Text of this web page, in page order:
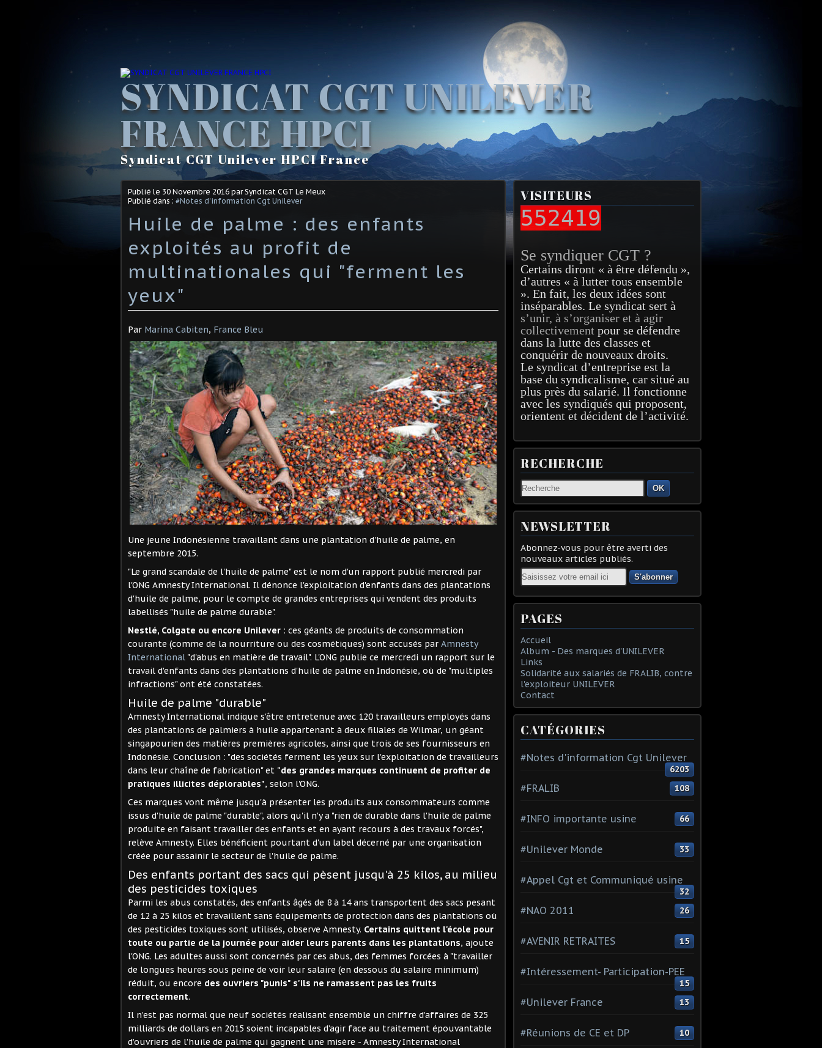
SYNDICAT CGT UNILEVER
FRANCE HPCI
Syndicat CGT Unilever HPCI France
Publié le 30 Novembre 2016 par Syndicat CGT Le Meux
Publié dans : #Notes d'information Cgt Unilever
Huile de palme : des enfants
exploités au profit de
multinationales qui "ferment les
yeux"
Par Marina Cabiten, France Bleu
Une jeune Indonésienne travaillant dans une plantation d'huile de palme, en
septembre 2015.
"Le grand scandale de l'huile de palme" est le nom d'un rapport publié mercredi par
l'ONG Amnesty International. Il dénonce l'exploitation d'enfants dans des plantations
d'huile de palme, pour le compte de grandes entreprises qui vendent des produits
labellisés "huile de palme durable".
Nestlé, Colgate ou encore Unilever : ces géants de produits de consommation
courante (comme de la nourriture ou des cosmétiques) sont accusés par Amnesty
International "d'abus en matière de travail". L'ONG publie ce mercredi un rapport sur le
travail d'enfants dans des plantations d'huile de palme en Indonésie, où de "multiples
infractions" ont été constatées.
Huile de palme "durable"
Amnesty International indique s'être entretenue avec 120 travailleurs employés dans
des plantations de palmiers à huile appartenant à deux filiales de Wilmar, un géant
singapourien des matières premières agricoles, ainsi que trois de ses fournisseurs en
Indonésie. Conclusion : "des sociétés ferment les yeux sur l'exploitation de travailleurs
dans leur chaîne de fabrication" et "des grandes marques continuent de profiter de
pratiques illicites déplorables", selon l'ONG.
Ces marques vont même jusqu'à présenter les produits aux consommateurs comme
issus d'huile de palme "durable", alors qu'il n'y a "rien de durable dans l'huile de palme
produite en faisant travailler des enfants et en ayant recours à des travaux forcés",
relève Amnesty. Elles bénéficient pourtant d'un label décerné par une organisation
créée pour assainir le secteur de l'huile de palme.
Des enfants portant des sacs qui pèsent jusqu'à 25 kilos, au milieu
des pesticides toxiques
Parmi les abus constatés, des enfants âgés de 8 à 14 ans transportent des sacs pesant
de 12 à 25 kilos et travaillent sans équipements de protection dans des plantations où
des pesticides toxiques sont utilisés, observe Amnesty. Certains quittent l'école pour
toute ou partie de la journée pour aider leurs parents dans les plantations, ajoute
l'ONG. Les adultes aussi sont concernés par ces abus, des femmes forcées à "travailler
de longues heures sous peine de voir leur salaire (en dessous du salaire minimum)
réduit, ou encore des ouvriers "punis" s'ils ne ramassent pas les fruits
correctement.
Il n’est pas normal que neuf sociétés réalisant ensemble un chiffre d’affaires de 325
milliards de dollars en 2015 soient incapables d’agir face au traitement épouvantable
d’ouvriers de l’huile de palme qui gagnent une misère - Amnesty International
VISITEURS
552419
Se syndiquer CGT ?
Certains diront « à être défendu »,
d’autres « à lutter tous ensemble
». En fait, les deux idées sont
inséparables. Le syndicat sert à
s’unir, à s’organiser et à agir
collectivement pour se défendre
dans la lutte des classes et
conquérir de nouveaux droits.
Le syndicat d’entreprise est la
base du syndicalisme, car situé au
plus près du salarié. Il fonctionne
avec les syndiqués qui proposent,
orientent et décident de l’activité.
RECHERCHE
OK
NEWSLETTER
Abonnez-vous pour être averti des
nouveaux articles publiés.
Email
PAGES
Accueil
Album - Des marques d'UNILEVER
Links
Solidarité aux salariés de FRALIB, contre
l'exploiteur UNILEVER
Contact
CATÉGORIES
#Notes d'information Cgt Unilever
6203
#FRALIB 108
#INFO importante usine 66
#Unilever Monde 33
#Appel Cgt et Communiqué usine
32
#NAO 2011 26
#AVENIR RETRAITES 15
#Intéressement- Participation-PEE
15
#Unilever France 13
#Réunions de CE et DP 10